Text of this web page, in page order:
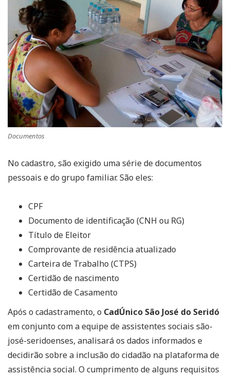
Documentos
No cadastro, são exigido uma série de documentos
pessoais e do grupo familiar. São eles:
CPF
Documento de identificação (CNH ou RG)
Título de Eleitor
Comprovante de residência atualizado
Carteira de Trabalho (CTPS)
Certidão de nascimento
Certidão de Casamento
Após o cadastramento, o CadÚnico São José do Seridó
em conjunto com a equipe de assistentes sociais são-
josé-seridoenses, analisará os dados informados e
decidirão sobre a inclusão do cidadão na plataforma de
assistência social. O cumprimento de alguns requisitos